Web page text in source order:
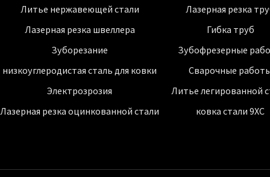
Литье нержавеющей стали
Лазерная резка швеллера
Зуборезание
низкоуглеродистая сталь для ковки
Электрозрозия
Лазерная резка оцинкованной стали
Лазерная резка
Гибка труб
Зубофрезерные
Сварочные
Литье легированной
ковка стали 9ХС